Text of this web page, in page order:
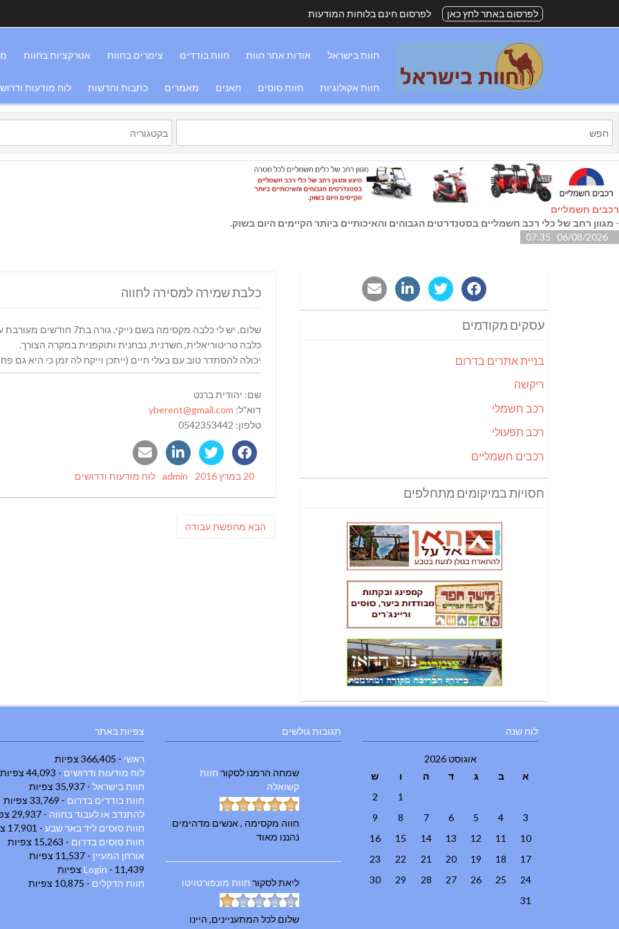
לפרסום באתר לחץ כאן לפרסום חינם בלוחות המודעות
חוות בישראל אודות אתר חוות חוות בודדים צימרים בחוות אטרקציות בחוות
חוות אקולוגיות חוות סוסים חאנים מאמרים כתבות וחדשות לוח מודעות
רכבים חשמליים
- מגוון רחב של כלי רכב חשמליים בסטנדרטים הגבוהים והאיכותיים ביותר הקיימים היום בשוק.
06/08/2026 07:35
כלבת שמירה למסירה לחווה
שלום, יש לי כלבה מקסימה בשם נייקי, גורה בת7 חודשים מעורבת עם כל טוב שמקנה לה אופי של כלבת שמירה.
כלבה טריטוריאלית, חשדנית, נבחנית ותוקפנית במקרה הצורך.
יכולה להסתדר טוב עם בעלי חיים (ייתכן וייקח לה זמן כי היא גם
שם: יהודית ברנט
דוא"ל: yberent@gmail.com
טלפון: 0542353442
Posted
20 במרץ 2016 Author
admin
Categories
לוח מודעות ודרושים
הבא פוסט
מחפשת עבודה
עסקים מקודמים
בניית אתרים בדרום
ריקשה
רכב חשמלי
רכב תפעולי
רכבים חשמליים
חסויות במיקומים מתחלפים
צפיות באתר
ראשי - 366,405 צפיות
לוח מודעות ודרושים - 44,093 צפיות
חוות בישראל - 35,937 צפיות
חוות בודדים בדרום - 33,769 צפיות
להתנדב או לעבוד בחווה - 29,937 צפיות
חוות סוסים ליד באר שבע - 17,901 צפיות
חוות סוסים בדרום - 15,263 צפיות
אורחן המעיין - 11,537 צפיות
Login - 11,439 צפיות
חוות הדקלים - 10,875 צפיות
תגובות גולשים
שמחה הרמנו לסקור חוות
קשואלה
חווה מקסימה , אנשים מדהימים
נהננו מאוד
ליאתלסקור חוות מונפורטויטו
שלום לכל המתעניינים, היינו
לוח שנה
אוגוסט 2026
א
ב ג ד ה ו
ש
1
2
3
4
5
6
7
8
9
10
11
12
13
14
15
16
17
18
19
20
21
22
23
24
25
26
27
28
29
30
31